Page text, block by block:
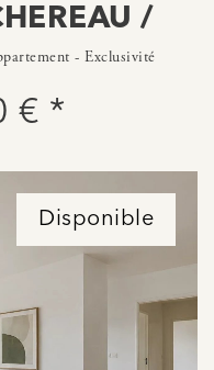
/
- Exclusivité
€ *
Disponible